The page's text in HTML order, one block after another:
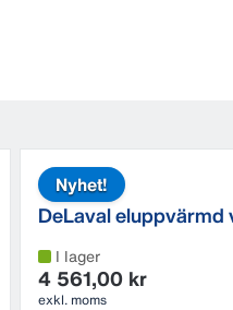
Nyhet!
DeLaval eluppvärmd
I lager
4 561,00 kr
exkl. moms